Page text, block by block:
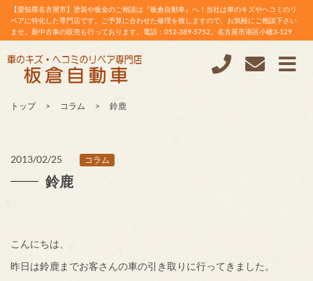
【愛知県名古屋市】塗装や板金のご相談は『板倉自動車』へ！当社は車のキズやヘコミのリ
ペアに特化した専門店です。ご予算に合わせた修理を致しますので、お気軽にご相談下さい
ませ。新中古車の販売も行っております。電話：052-389-5752。名古屋市港区小碓3-129
トップ コラム 鈴鹿
2013/02/25 コラム
鈴鹿
こんにちは、
昨日は鈴鹿までお客さんの車の引き取りに行ってきました。